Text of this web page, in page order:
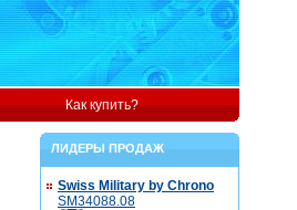
Как купить?
ЛИДЕРЫ ПРОДАЖ
Swiss Military by Chrono
SM34088.08